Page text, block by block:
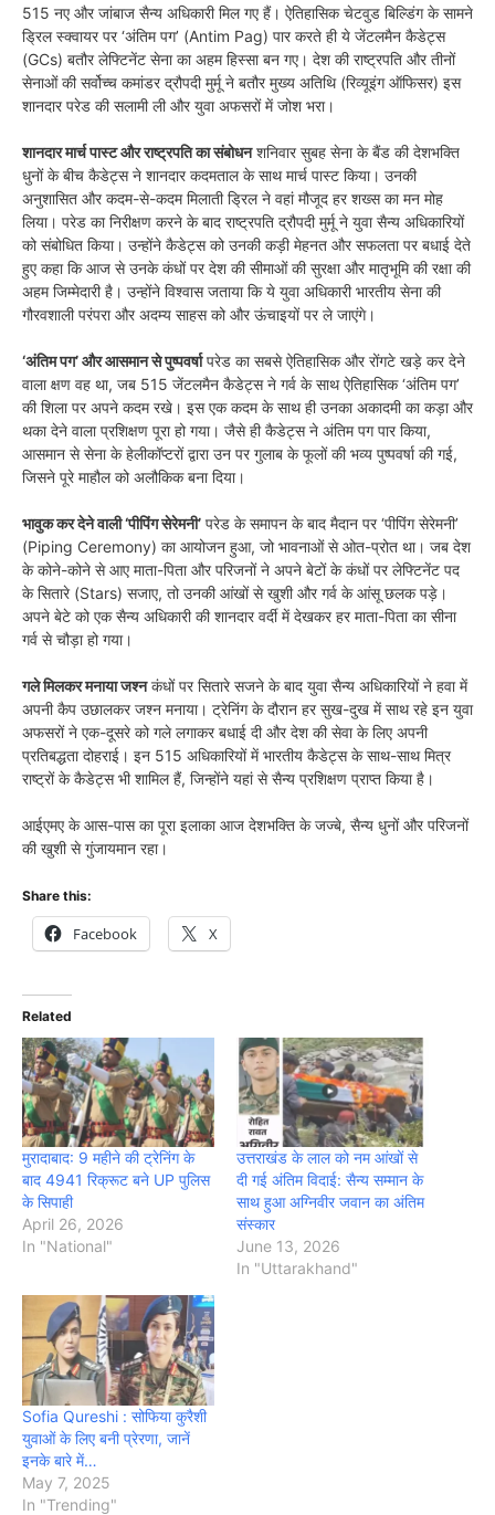
515 नए और जांबाज सैन्य अधिकारी मिल गए हैं। ऐतिहासिक चेटवुड बिल्डिंग के सामने
ड्रिल स्क्वायर पर ‘अंतिम पग’ (Antim Pag) पार करते ही ये जेंटलमैन कैडेट्स
(GCs) बतौर लेफ्टिनेंट सेना का अहम हिस्सा बन गए। देश की राष्ट्रपति और तीनों
सेनाओं की सर्वोच्च कमांडर द्रौपदी मुर्मू ने बतौर मुख्य अतिथि (रिव्यूइंग ऑफिसर) इस
शानदार परेड की सलामी ली और युवा अफसरों में जोश भरा।
शानदार मार्च पास्ट और राष्ट्रपति का संबोधनशनिवार सुबह सेना के बैंड की देशभक्ति
धुनों के बीच कैडेट्स ने शानदार कदमताल के साथ मार्च पास्ट किया। उनकी
अनुशासित और कदम-से-कदम मिलाती ड्रिल ने वहां मौजूद हर शख्स का मन मोह
लिया। परेड का निरीक्षण करने के बाद राष्ट्रपति द्रौपदी मुर्मू ने युवा सैन्य अधिकारियों
को संबोधित किया। उन्होंने कैडेट्स को उनकी कड़ी मेहनत और सफलता पर बधाई देते
हुए कहा कि आज से उनके कंधों पर देश की सीमाओं की सुरक्षा और मातृभूमि की रक्षा की
अहम जिम्मेदारी है। उन्होंने विश्वास जताया कि ये युवा अधिकारी भारतीय सेना की
गौरवशाली परंपरा और अदम्य साहस को और ऊंचाइयों पर ले जाएंगे।
‘अंतिम पग’ और आसमान से पुष्पवर्षापरेड का सबसे ऐतिहासिक और रोंगटे खड़े कर देने
वाला क्षण वह था, जब 515 जेंटलमैन कैडेट्स ने गर्व के साथ ऐतिहासिक ‘अंतिम पग’
की शिला पर अपने कदम रखे। इस एक कदम के साथ ही उनका अकादमी का कड़ा और
थका देने वाला प्रशिक्षण पूरा हो गया। जैसे ही कैडेट्स ने अंतिम पग पार किया,
आसमान से सेना के हेलीकॉप्टरों द्वारा उन पर गुलाब के फूलों की भव्य पुष्पवर्षा की गई,
जिसने पूरे माहौल को अलौकिक बना दिया।
भावुक कर देने वाली ‘पीपिंग सेरेमनी’ परेड के समापन के बाद मैदान पर ‘पीपिंग सेरेमनी’
(Piping Ceremony) का आयोजन हुआ, जो भावनाओं से ओत-प्रोत था। जब देश
के कोने-कोने से आए माता-पिता और परिजनों ने अपने बेटों के कंधों पर लेफ्टिनेंट पद
के सितारे (Stars) सजाए, तो उनकी आंखों से खुशी और गर्व के आंसू छलक पड़े।
अपने बेटे को एक सैन्य अधिकारी की शानदार वर्दी में देखकर हर माता-पिता का सीना
गर्व से चौड़ा हो गया।
गले मिलकर मनाया जश्नकंधों पर सितारे सजने के बाद युवा सैन्य अधिकारियों ने हवा में
अपनी कैप उछालकर जश्न मनाया। ट्रेनिंग के दौरान हर सुख-दुख में साथ रहे इन युवा
अफसरों ने एक-दूसरे को गले लगाकर बधाई दी और देश की सेवा के लिए अपनी
प्रतिबद्धता दोहराई। इन 515 अधिकारियों में भारतीय कैडेट्स के साथ-साथ मित्र
राष्ट्रों के कैडेट्स भी शामिल हैं, जिन्होंने यहां से सैन्य प्रशिक्षण प्राप्त किया है।
आईएमए के आस-पास का पूरा इलाका आज देशभक्ति के जज्बे, सैन्य धुनों और परिजनों
की खुशी से गुंजायमान रहा।
Share this:
Facebook X
Related
मुरादाबाद: 9 महीने की ट्रेनिंग के
बाद 4941 रिक्रूट बने UP पुलिस
के सिपाही
April 26, 2026
In "National"
उत्तराखंड के लाल को नम आंखों से
दी गई अंतिम विदाई: सैन्य सम्मान के
साथ हुआ अग्निवीर जवान का अंतिम
संस्कार
June 13, 2026
In "Uttarakhand"
Sofia Qureshi : सोफिया कुरैशी
युवाओं के लिए बनी प्रेरणा, जानें
इनके बारे में…
May 7, 2025
In "Trending"